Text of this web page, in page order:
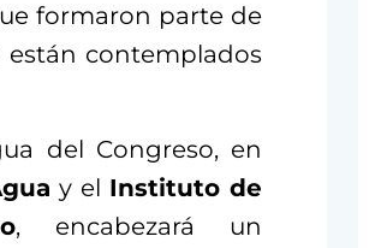
formaron parte de
están contemplados
del Congreso, en
y el Instituto de
, encabezará un